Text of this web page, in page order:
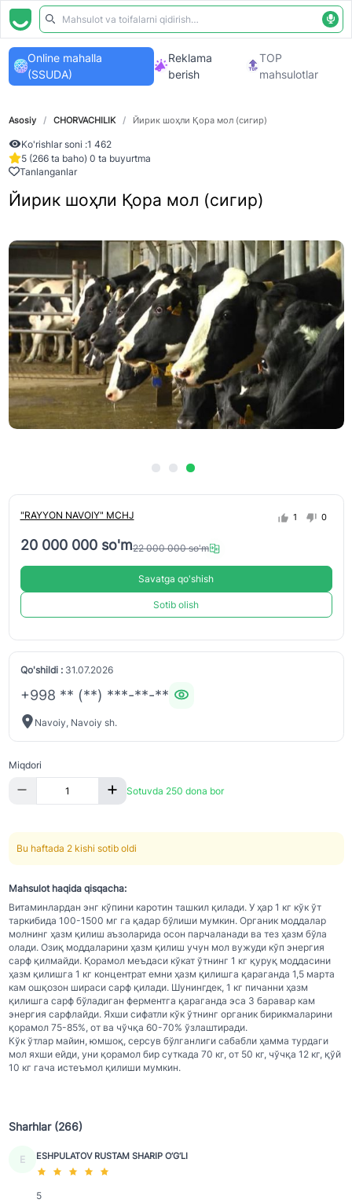
Online mahalla
(SSUDA)
Reklama
berish
TOP
mahsulotlar
Asosiy / CHORVACHILIK / Йирик шоҳли Қора мол (сигир)
Ko'rishlar soni :1 462
5 (266 ta baho) 0 ta buyurtma
Tanlanganlar
Йирик шоҳли Қора мол (сигир)
"RAYYON NAVOIY" MCHJ 1 0
20 000 000 so'm22 000 000 so'm
Savatga qo'shish
Sotib olish
Qo'shildi :31.07.2026
+998 ** (**) ***-**-**
Navoiy, Navoiy sh.
Miqdori
Sotuvda 250 dona bor
Bu haftada 2 kishi sotib oldi
Mahsulot haqida qisqacha:
Витаминлардан энг кўпини каротин ташкил қилади. У ҳар 1 кг кўк ўт
таркибида 100-1500 мг га қадар бўлиши мумкин. Органик моддалар
молнинг ҳазм қилиш аъзоларида осон парчаланади ва тез ҳазм бўла
олади. Озиқ моддаларини ҳазм қилиш учун мол вужуди кўп энергия
сарф қилмайди. Қорамол меъдаси кўкат ўтнинг 1 кг қуруқ моддасини
ҳазм қилишга 1 кг концентрат емни ҳазм қилишга қараганда 1,5 марта
кам ошқозон шираси сарф қилади. Шунингдек, 1 кг пичанни ҳазм
қилишга сарф бўладиган ферментга қараганда эса 3 баравар кам
энергия сарфлайди. Яхши сифатли кўк ўтнинг органик бирикмаларини
қорамол 75-85%, от ва чўчқа 60-70% ўзлаштиради.
Кўк ўтлар майин, юмшоқ, серсув бўлганлиги сабабли ҳамма турдаги
мол яхши ейди, уни қорамол бир суткада 70 кг, от 50 кг, чўчқа 12 кг, қўй
10 кг гача истеъмол қилиши мумкин.
Sharhlar (266)
E ESHPULATOV RUSTAM SHARIP O‘G‘LI
5